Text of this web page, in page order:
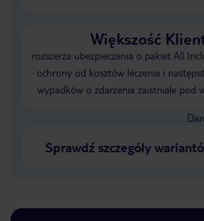
Większość
rozszerza ubezpieczenia o pakiet All
ochrony od kosztów leczenia i
wypadków o zdarzenia zaistniałe pod
Sprawdź szczegóły